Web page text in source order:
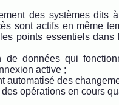
des systèmes dits
sont actifs en même
points essentiels dans
de données qui
active ;
automatisé des
opérations en cours